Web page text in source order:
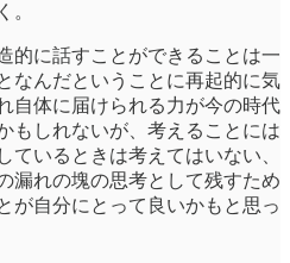
。
的に話すことができることは一
なんだということに再起的に気
自体に届けられる力が今の時代
もしれないが、考えることには
ているときは考えてはいない、
漏れの塊の思考として残すため
が自分にとって良いかもと思っ